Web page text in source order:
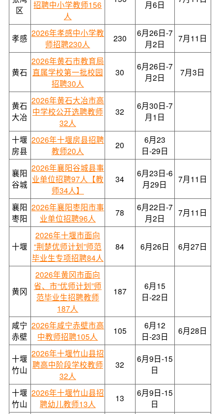
区
招聘中小学教师156
人
月6日
孝感 2026年孝感中小学教
师招聘230人
230
6月26日-7
月2日
7月11日
黄石
2026年黄石市教育局
直属学校第一批校园
招聘30人
30
6月26日-7
月2日
7月3日
黄石
大冶
2026年黄石大冶市高
中学校公开选聘教师
32人
32
6月30日-7
月1日
十堰
房县
2026年十堰房县招聘
教师20人
20
6月23
日-29日
襄阳
谷城
2026年襄阳谷城县事
业单位招聘97人【教
师34人】
34
6月23日-6
月29日
7月11日
襄阳
枣阳
2026年襄阳枣阳市事
业单位招聘96人
78
6月22日-7
月2日
7月11日
十堰
2026年十堰市面向
“荆楚优师计划”师范
毕业生专项招聘84人
84 6月26日 6月27日
黄冈
2026年黄冈市面向
省、市“优师计划”师
范毕业生招聘教师
187人
187
6月15
日-22日
咸宁
赤壁
2026年咸宁赤壁市高
中教师招聘105人
105
6月12
日-23日
6月28日
十堰
竹山
2026年十堰竹山县招
聘高中阶段学校教师
32人
32
6月9日-15
日
十堰
竹山
2026年十堰竹山县招
聘幼儿教师13人
13
6月9日-15
日